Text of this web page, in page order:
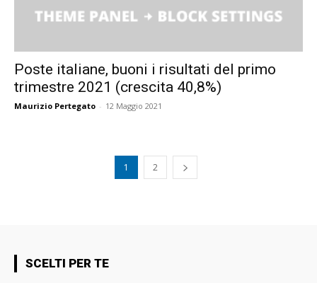
Poste italiane, buoni i risultati del primo
trimestre 2021 (crescita 40,8%)
Maurizio Pertegato - 12 Maggio 2021
1 2
SCELTI PER TE